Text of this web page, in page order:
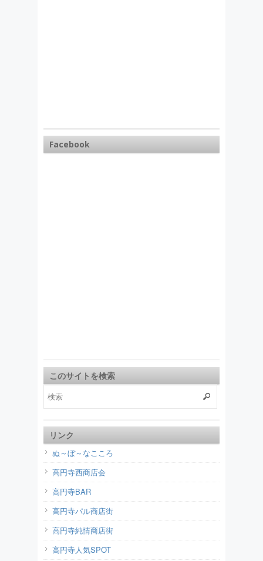
Facebook
このサイトを検索
リンク
ぬ～ぼ～なこころ
高円寺西商店会
高円寺BAR
高円寺パル商店街
高円寺純情商店街
高円寺人気SPOT